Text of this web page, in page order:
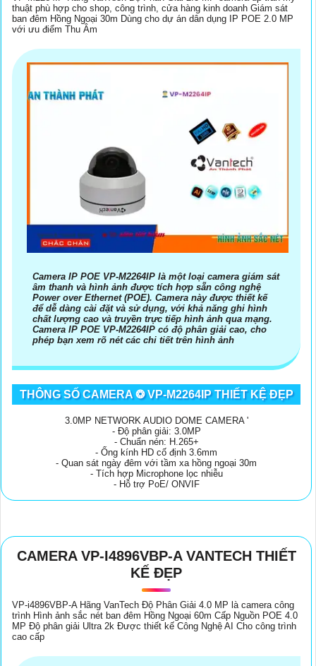
thuật phù hợp cho shop, công trình, cửa hàng kinh doanh Giám sát
ban đêm Hồng Ngoại 30m Dùng cho dự án dân dụng IP POE 2.0 MP
với ưu điểm Thu Âm
Camera IP POE VP-M2264IP là một loại camera giám sát
âm thanh và hình ảnh được tích hợp sẵn công nghệ
Power over Ethernet (POE). Camera này được thiết kế
để dễ dàng cài đặt và sử dụng, với khả năng ghi hình
chất lượng cao và truyền trực tiếp hình ảnh qua mạng.
Camera IP POE VP-M2264IP có độ phân giải cao, cho
phép bạn xem rõ nét các chi tiết trên hình ảnh
THÔNG SỐ CAMERA ❂ VP-M2264IP THIẾT KỆ ĐẸP
3.0MP NETWORK AUDIO DOME CAMERA '
- Độ phân giải: 3.0MP
- Chuẩn nén: H.265+
- Ống kính HD cố định 3.6mm
- Quan sát ngày đêm với tầm xa hồng ngoại 30m
- Tích hợp Microphone lọc nhiễu
- Hỗ trợ PoE/ ONVIF
CAMERA VP-I4896VBP-A VANTECH THIẾT
KẾ ĐẸP
VP-i4896VBP-A Hãng VanTech Độ Phân Giải 4.0 MP là camera công
trình Hình ảnh sắc nét ban đêm Hồng Ngoại 60m Cấp Nguồn POE 4.0
MP Độ phân giải Ultra 2k Được thiết kế Công Nghệ AI Cho công trình
cao cấp